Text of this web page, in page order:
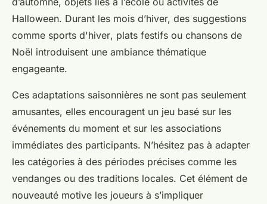
Halloween. Durant les mois d’hiver, des suggestions
comme sports d'hiver, plats festifs ou chansons de
Noël introduisent une ambiance thématique
engageante.
Ces adaptations saisonnières ne sont pas seulement
amusantes, elles encouragent un jeu basé sur les
événements du moment et sur les associations
immédiates des participants. N’hésitez pas à adapter
les catégories à des périodes précises comme les
vendanges ou des traditions locales. Cet élément de
nouveauté motive les joueurs à s’impliquer